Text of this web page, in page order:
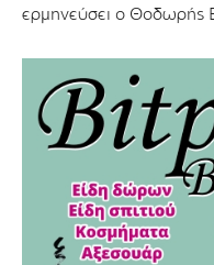
ερµηνεύσει ο Θοδωρής